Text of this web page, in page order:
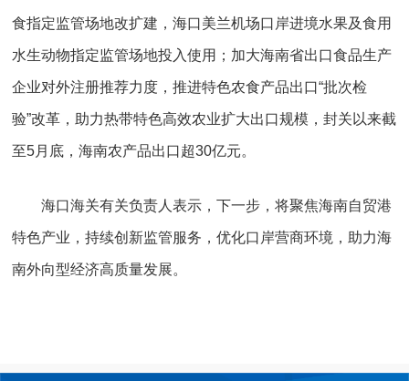
食指定监管场地改扩建，海口美兰机场口岸进境水果及食用
水生动物指定监管场地投入使用；加大海南省出口食品生产
企业对外注册推荐力度，推进特色农食产品出口“批次检
验”改革，助力热带特色高效农业扩大出口规模，封关以来截
至5月底，海南农产品出口超30亿元。
海口海关有关负责人表示，下一步，将聚焦海南自贸港
特色产业，持续创新监管服务，优化口岸营商环境，助力海
南外向型经济高质量发展。